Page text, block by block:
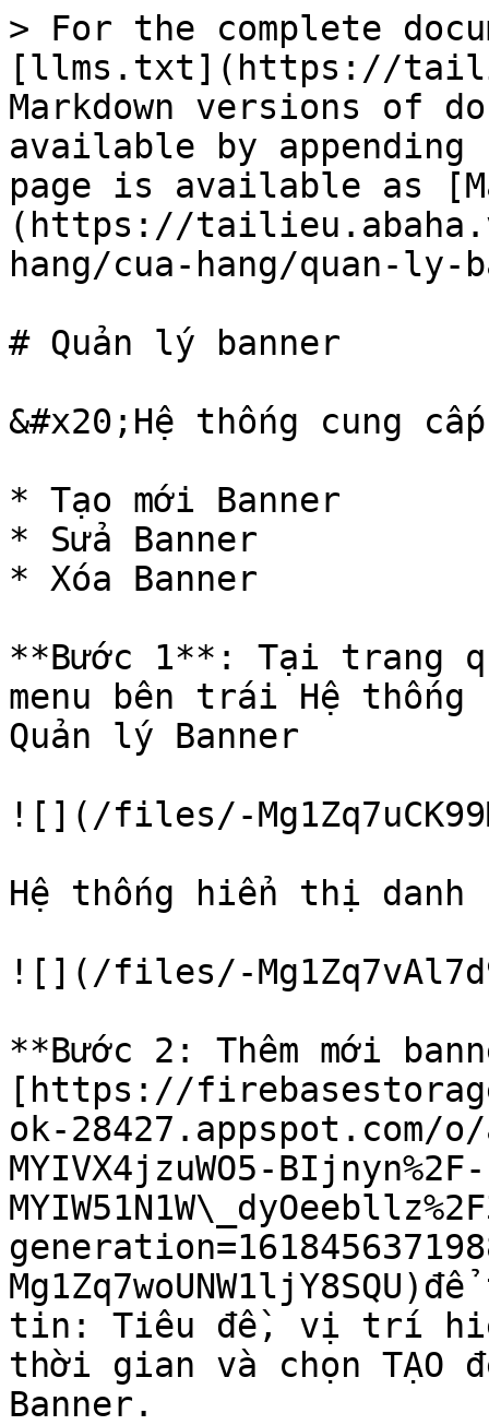
> For the complete
[llms.txt](https://
Markdown versions of
available by
page is available as
(https://
hang/cua-hang/quan-ly-
# Quản lý banner
&#x20;Hệ thống cung
* Tạo mới Banner
* Sửa Banner
* Xóa Banner
**Bước 1**: Tại trang
menu bên trái Hệ
Quản lý Banner
![](/files/-
Hệ thống hiển thị danh
![](/files/-
**Bước 2: Thêm mới
[https://
ok-28427.appspot.com/o/
MYIVX4jzuWO5-BIjnyn%2F-
tin: Tiêu đề, vị trí
thời gian và chọn TẠO
Banner.